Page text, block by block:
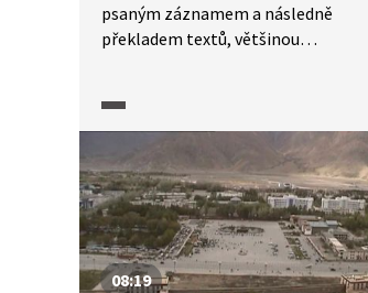
psaným záznamem a následně
překladem textů, většinou
ke střetům s původními
náboženskými tradicemi a některé
z nich hodně ovlivnil. Proto dnes
existuje více jeho podob. Hedvábná
stezka v rozšiřování
buddhistického učení sehrála
významnou roli.
08:19